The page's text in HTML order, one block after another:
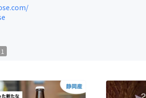
ふるさと納税
machi-ya
1